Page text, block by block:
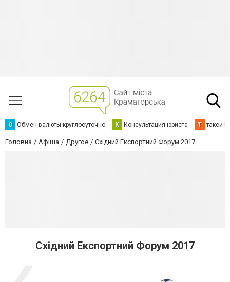
О Обмен валюты круглосуточно К Консультация юриста Т такси
Головна Афіша Другое Східний Експортний Форум 2017
Східний Експортний Форум 2017